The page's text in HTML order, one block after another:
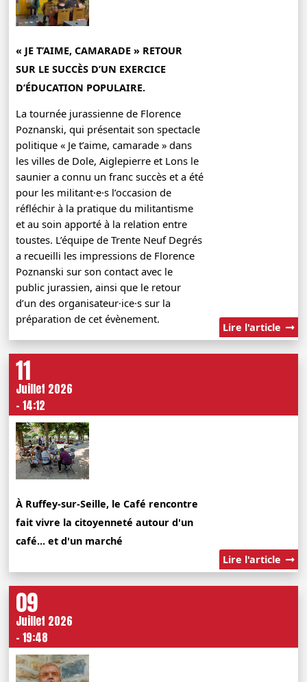
« JE T’AIME, CAMARADE » RETOUR
SUR LE SUCCÈS D’UN EXERCICE
D’ÉDUCATION POPULAIRE.
La tournée jurassienne de Florence
Poznanski, qui présentait son spectacle
politique « Je t’aime, camarade » dans
les villes de Dole, Aiglepierre et Lons le
saunier a connu un franc succès et a été
pour les militant·e·s l’occasion de
réfléchir à la pratique du militantisme
et au soin apporté à la relation entre
toustes. L’équipe de Trente Neuf Degrés
a recueilli les impressions de Florence
Poznanski sur son contact avec le
public jurassien, ainsi que le retour
d’un des organisateur·ice·s sur la
préparation de cet évènement.
Lire l'article
11
Juillet 2026
- 14:12
À Ruffey-sur-Seille, le Café rencontre
fait vivre la citoyenneté autour d'un
café... et d'un marché
Lire l'article
09
Juillet 2026
- 19:48